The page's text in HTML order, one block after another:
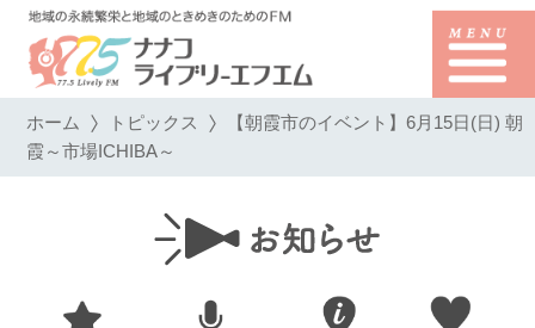
ホーム トピックス 【朝霞市のイベント】6月15日(日) 朝
霞～市場ICHIBA～